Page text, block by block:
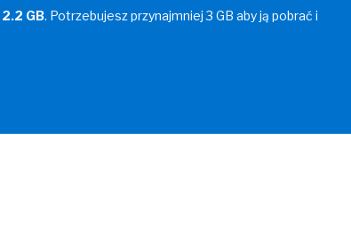
2.2 GB. Potrzebujesz przynajmniej 3 GB aby ją pobrać i